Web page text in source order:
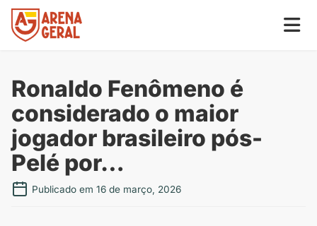
Ronaldo Fenômeno é
considerado o maior
jogador brasileiro pós-
Pelé por…
Publicado em 16 de março, 2026